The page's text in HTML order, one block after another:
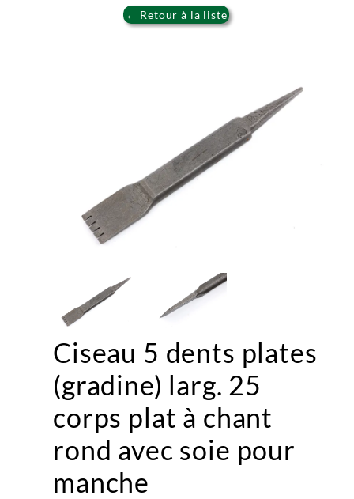
← Retour à la liste
Ciseau 5 dents plates
(gradine) larg. 25
corps plat à chant
rond avec soie pour
manche